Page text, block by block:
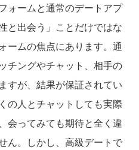
ォームと通常のデートアプ
と出会う」ことだけではな
ームの焦点にあります。通
チングやチャット、相手の
すが、結果が保証されてい
の人とチャットしても実際
会ってみても期待と全く違
ん。しかし、高級デートで